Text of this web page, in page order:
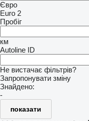
Євро
Euro 2
Пробіг
км
Autoline ID
Не вистачає фільтрів?
Запропонувати зміну
Знайдено:
-
показати